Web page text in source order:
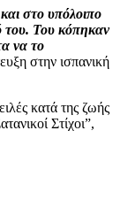
στο υπόλοιπο
του. Του κόπηκαν
να το
στην ισπανική
κατά της ζωής
Στίχοι”,